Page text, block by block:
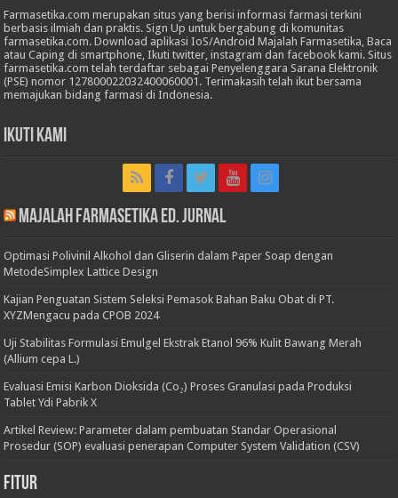
Farmasetika.com merupakan situs yang berisi informasi farmasi terkini
berbasis ilmiah dan praktis. Sign Up untuk bergabung di komunitas
farmasetika.com. Download aplikasi IoS/Android Majalah Farmasetika, Baca
atau Caping di smartphone, Ikuti twitter, instagram dan facebook kami. Situs
farmasetika.com telah terdaftar sebagai Penyelenggara Sarana Elektronik
(PSE) nomor 127800022032400060001. Terimakasih telah ikut bersama
memajukan bidang farmasi di Indonesia.
Ikuti Kami
Majalah Farmasetika Ed. Jurnal
Optimasi Polivinil Alkohol dan Gliserin dalam Paper Soap dengan
MetodeSimplex Lattice Design
Kajian Penguatan Sistem Seleksi Pemasok Bahan Baku Obat di PT.
XYZMengacu pada CPOB 2024
Uji Stabilitas Formulasi Emulgel Ekstrak Etanol 96% Kulit Bawang Merah
(Allium cepa L.)
Evaluasi Emisi Karbon Dioksida (Co₂) Proses Granulasi pada Produksi
Tablet Ydi Pabrik X
Artikel Review: Parameter dalam pembuatan Standar Operasional
Prosedur (SOP) evaluasi penerapan Computer System Validation (CSV)
Fitur